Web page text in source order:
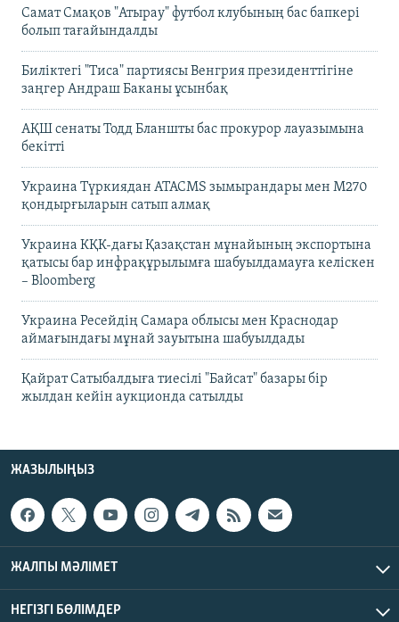
Самат Смақов "Атырау" футбол клубының бас бапкері
болып тағайындалды
Биліктегі "Тиса" партиясы Венгрия президенттігіне
заңгер Андраш Баканы ұсынбақ
АҚШ сенаты Тодд Бланшты бас прокурор лауазымына
бекітті
Украина Түркиядан ATACMS зымырандары мен M270
қондырғыларын сатып алмақ
Украина КҚК-дағы Қазақстан мұнайының экспортына
қатысы бар инфрақұрылымға шабуылдамауға келіскен
– Bloomberg
Украина Ресейдің Самара облысы мен Краснодар
аймағындағы мұнай зауытына шабуылдады
Қайрат Сатыбалдыға тиесілі "Байсат" базары бір
жылдан кейін аукционда сатылды
ЖАЗЫЛЫҢЫЗ
ЖАЛПЫ МӘЛІМЕТ
НЕГІЗГІ БӨЛІМДЕР